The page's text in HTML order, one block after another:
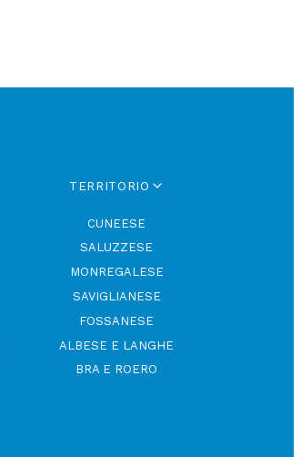
TERRITORIO
CUNEESE
SALUZZESE
MONREGALESE
SAVIGLIANESE
FOSSANESE
ALBESE E LANGHE
BRA E ROERO